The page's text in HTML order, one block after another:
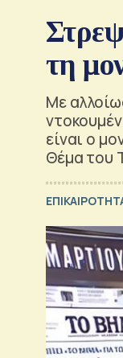
τη
Με
είναι ο
Θέμα του